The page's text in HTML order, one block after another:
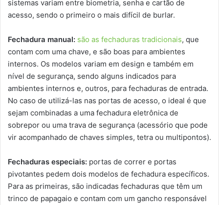
sistemas variam entre biometria, senha e cartão de
acesso, sendo o primeiro o mais difícil de burlar.
Fechadura manual: são as fechaduras tradicionais, que
contam com uma chave, e são boas para ambientes
internos. Os modelos variam em design e também em
nível de segurança, sendo alguns indicados para
ambientes internos e, outros, para fechaduras de entrada.
No caso de utilizá-las nas portas de acesso, o ideal é que
sejam combinadas a uma fechadura eletrônica de
sobrepor ou uma trava de segurança (acessório que pode
vir acompanhado de chaves simples, tetra ou multipontos).
Fechaduras especiais: portas de correr e portas
pivotantes pedem dois modelos de fechadura específicos.
Para as primeiras, são indicadas fechaduras que têm um
trinco de papagaio e contam com um gancho responsável